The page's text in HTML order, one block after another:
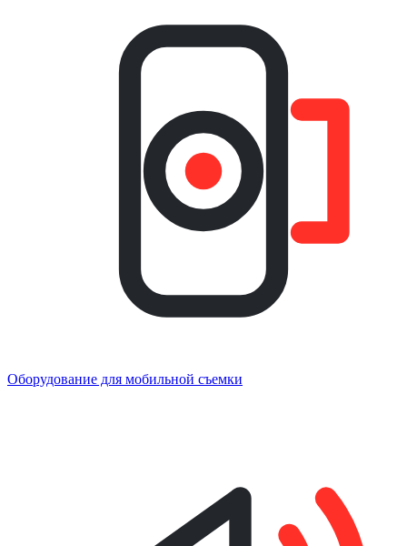
Оборудование для мобильной съемки